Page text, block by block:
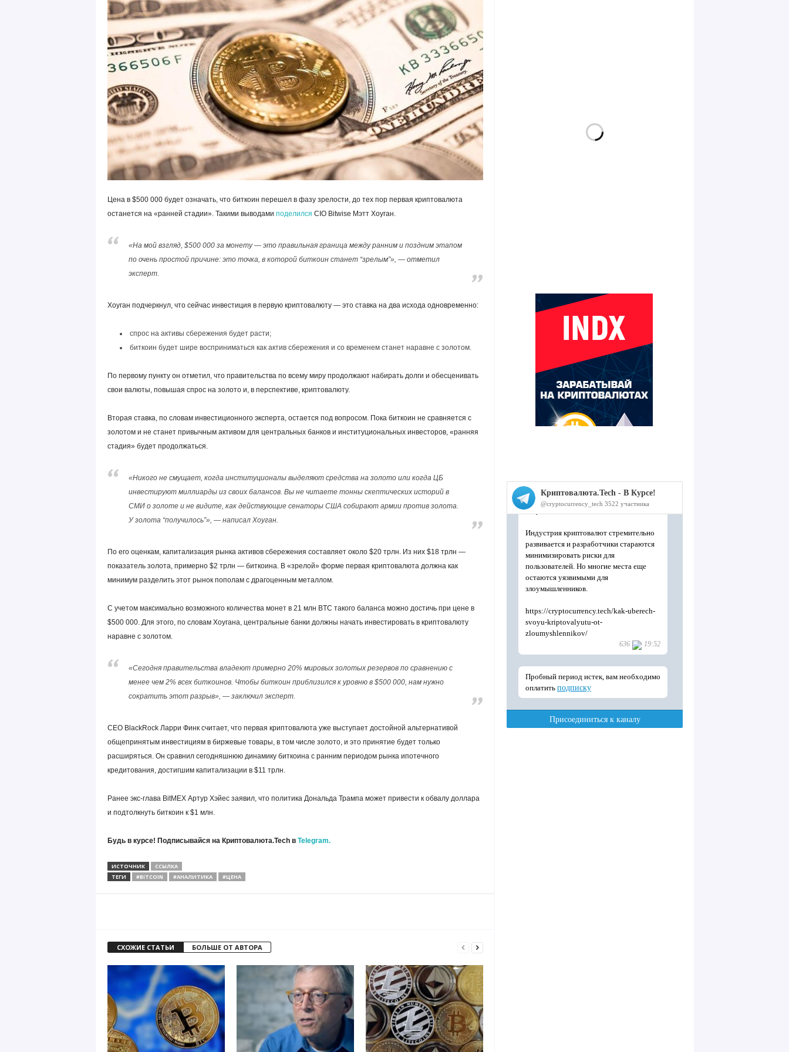
Цена в $500 000 будет означать, что биткоин перешел в фазу зрелости, до тех пор первая криптовалюта
останется на «ранней стадии». Такими выводами поделился CIOBitwise Мэтт Хоуган.
«На мой взгляд, $500 000 за монету — это правильная граница между ранним и поздним этапом
по очень простой причине: это точка, в которой биткоин станет “зрелым”», — отметил
эксперт.
Хоуган подчеркнул, что сейчас инвестиция в первую криптовалюту — это ставка на два исхода одновременно:
спрос на активы сбережения будет расти;
биткоин будет шире восприниматься как актив сбережения и со временем станет наравне с золотом.
По первому пункту он отметил, что правительства по всему миру продолжают набирать долги и обесценивать
свои валюты, повышая спрос на золото и, в перспективе, криптовалюту.
Вторая ставка, по словам инвестиционного эксперта, остается под вопросом. Пока биткоин не сравняется с
золотом и не станет привычным активом для центральных банков и институциональных инвесторов, «ранняя
стадия» будет продолжаться.
«Никого не смущает, когда институционалы выделяют средства на золото или когда ЦБ
инвестируют миллиарды из своих балансов. Вы не читаете тонны скептических историй в
СМИ о золоте и не видите, как действующие сенаторы США собирают армии против золота.
У золота “получилось”», — написал Хоуган.
По его оценкам, капитализация рынка активов сбережения составляет около $20 трлн. Из них $18 трлн —
показатель золота, примерно $2 трлн — биткоина. В «зрелой» форме первая криптовалюта должна как
минимум разделить этот рынок пополам с драгоценным металлом.
С учетом максимально возможного количества монет в 21 млн BTC такого баланса можно достичь при цене в
$500 000. Для этого, по словам Хоугана, центральные банки должны начать инвестировать в криптовалюту
наравне с золотом.
«Сегодня правительства владеют примерно 20% мировых золотых резервов по сравнению с
менее чем 2% всех биткоинов. Чтобы биткоин приблизился к уровню в $500 000, нам нужно
сократить этот разрыв», — заключил эксперт.
CEO BlackRock Ларри Финк считает, что первая криптовалюта уже выступает достойной альтернативой
общепринятым инвестициям в биржевые товары, в том числе золото, и это принятие будет только
расширяться. Он сравнил сегодняшнюю динамику биткоина с ранним периодом рынка ипотечного
кредитования, достигшим капитализации в $11 трлн.
Ранее экс-глава BitMEX Артур Хэйес заявил, что политика Дональда Трампа может привести к обвалу доллара
и подтолкнуть биткоин к $1 млн.
Будь в курсе! Подписывайся на Криптовалюта.Tech в Telegram.
ИСТОЧНИК
ССЫЛКА
ТЕГИ
#BITCOIN #АНАЛИТИКА #ЦЕНА
СХОЖИЕ СТАТЬИ БОЛЬШЕ ОТ АВТОРА